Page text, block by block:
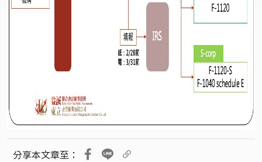
分享本文章至：